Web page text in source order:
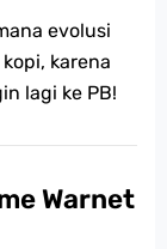
evolusi
karena
lagi ke PB!
Warnet